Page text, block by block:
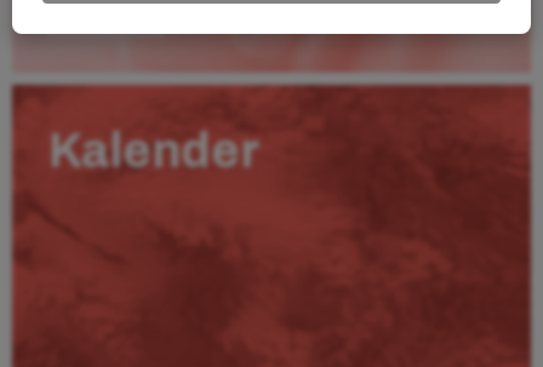
Kalender